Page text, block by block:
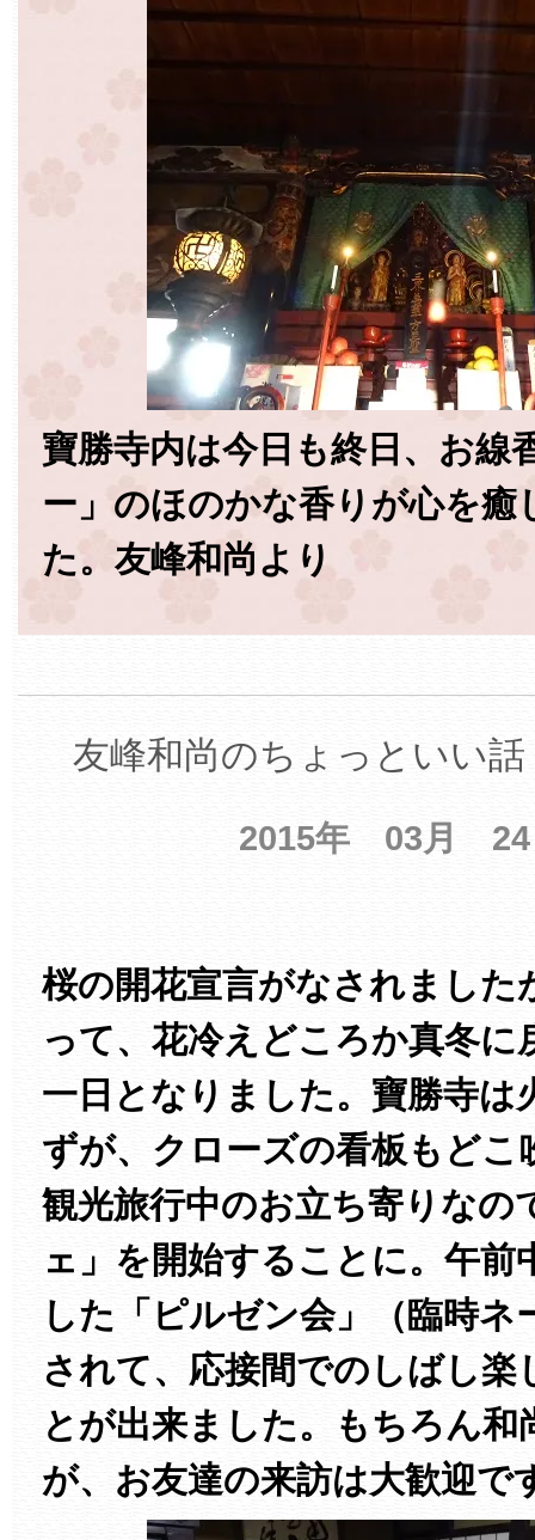
寶勝寺内は今日も終日、お線
ー」のほのかな香りが心を癒
た。友峰和尚より
友峰和尚のちょっといい
2015年 03月
桜の開花宣言がなされました
って、花冷えどころか真冬に
一日となりました。寶勝寺は
ずが、クローズの看板もどこ
観光旅行中のお立ち寄りなの
ェ」を開始することに。午前
した「ピルゼン会」（臨時ネ
されて、応接間でのしばし楽
とが出来ました。もちろん
が、お友達の来訪は大歓迎で